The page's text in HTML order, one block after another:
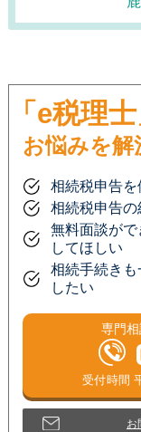
「e税理
お悩みを解
相続税申告
相続税申告
無料面談が
してほしい
相続手続き
したい
専門
お